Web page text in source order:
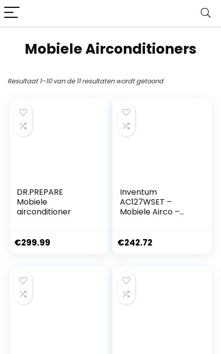
Mobiele Airconditioners
Resultaat 1–10 van de 11 resultaten wordt getoond
DR.PREPARE
Mobiele
airconditioner
€299.99
Inventum
AC127WSET –
Mobiele Airco –
€242.72